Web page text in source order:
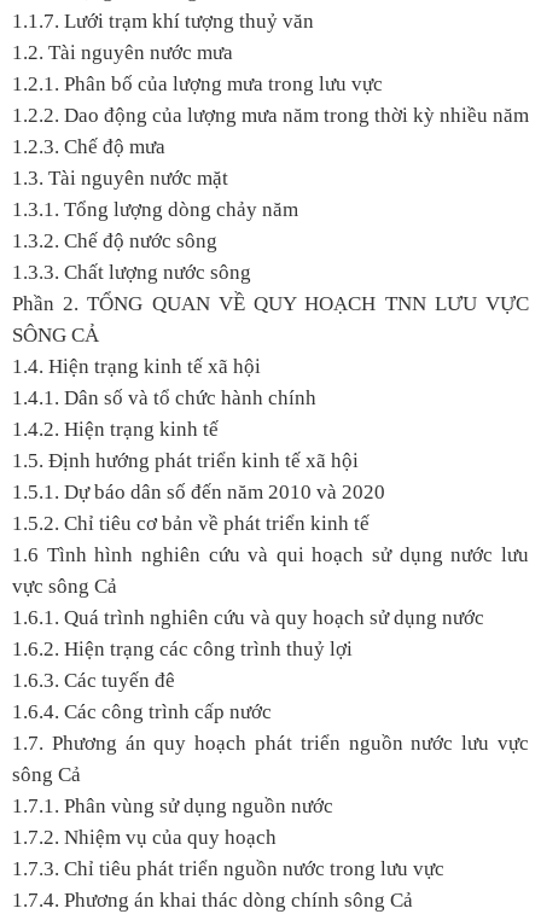
1.1.7. Lưới trạm khí tượng thuỷ văn
1.2. Tài nguyên nước mưa
1.2.1. Phân bố của lượng mưa trong lưu vực
1.2.2. Dao động của lượng mưa năm trong thời kỳ nhiều năm
1.2.3. Chế độ mưa
1.3. Tài nguyên nước mặt
1.3.1. Tổng lượng dòng chảy năm
1.3.2. Chế độ nước sông
1.3.3. Chất lượng nước sông
Phần 2.TỔNG QUAN VỀ QUY HOẠCH TNN LƯU VỰC
SÔNG CẢ
1.4. Hiện trạng kinh tế xã hội
1.4.1. Dân số và tổ chức hành chính
1.4.2. Hiện trạng kinh tế
1.5. Định hướng phát triển kinh tế xã hội
1.5.1. Dự báo dân số đến năm 2010 và 2020
1.5.2. Chỉ tiêu cơ bản về phát triển kinh tế
1.6 Tình hình nghiên cứu và qui hoạch sử dụng nước lưu
vực sông Cả
1.6.1. Quá trình nghiên cứu và quy hoạch sử dụng nước
1.6.2. Hiện trạng các công trình thuỷ lợi
1.6.3. Các tuyến đê
1.6.4. Các công trình cấp nước
1.7. Phương án quy hoạch phát triển nguồn nước lưu vực
sông Cả
1.7.1. Phân vùng sử dụng nguồn nước
1.7.2. Nhiệm vụ của quy hoạch
1.7.3. Chỉ tiêu phát triển nguồn nước trong lưu vực
1.7.4. Phương án khai thác dòng chính sông Cả